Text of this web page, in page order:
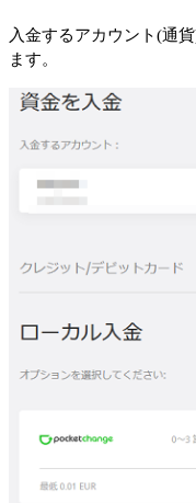
入金するアカウント(通
ます。